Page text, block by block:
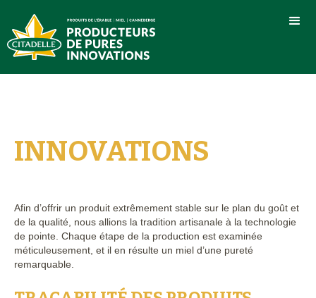
INNOVATIONS
Afin d’offrir un produit extrêmement stable sur le plan du goût et
de la qualité, nous allions la tradition artisanale à la technologie
de pointe. Chaque étape de la production est examinée
méticuleusement, et il en résulte un miel d’une pureté
remarquable.